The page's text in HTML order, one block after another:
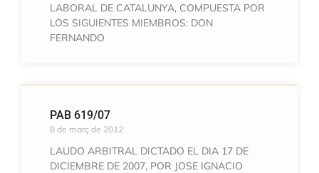
LABORAL DE CATALUNYA, COMPUESTA POR
LOS SIGUIENTES MIEMBROS: DON
FERNANDO
PAB 619/07
8 de març de 2012
LAUDO ARBITRAL DICTADO EL DIA 17 DE
DICIEMBRE DE 2007, POR JOSE IGNACIO